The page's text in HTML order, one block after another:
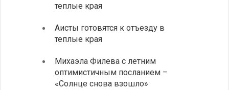
теплые края
Аисты готовятся к отъезду в
теплые края
Михаэла Филева с летним
оптимистичным посланием –
«Солнце снова взошло»